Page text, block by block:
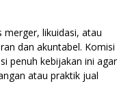
likuidasi, atau
dan akuntabel. Komisi
penuh kebijakan ini agar
atau praktik jual